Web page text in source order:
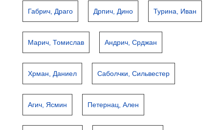
Габрич, Драго Дрпич, Дино Турина, Иван
Марич, Томислав Андрич, Срджан
Хрман, Даниел Саболчки, Сильвестер
Агич, Ясмин Петернац, Ален